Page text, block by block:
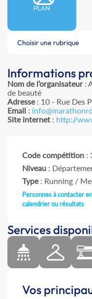
PLAN
Choisir une rubrique
Informations
Nom de l’organisateur:
de beauté
Adresse: 10 - Rue Des
Email :
Site internet : http://
Code compétition :
Niveau :
Type: Running /
Personnes à contacter
calendrier ou résultats
Services
Vos